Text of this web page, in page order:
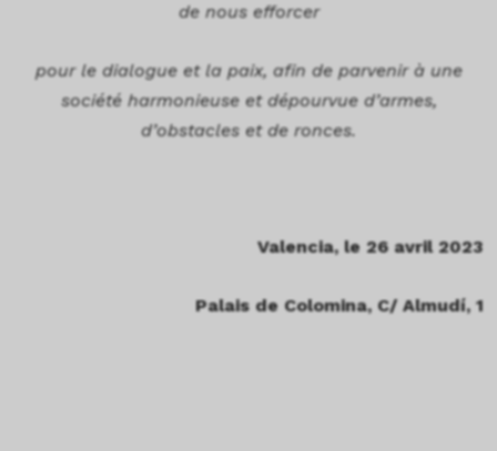
de nous efforcer
pour le dialogue et la paix, afin de parvenir à une
société harmonieuse et dépourvue d’armes,
d’obstacles et de ronces.
Valencia, le 26 avril 2023
Palais de Colomina, C/ Almudí, 1